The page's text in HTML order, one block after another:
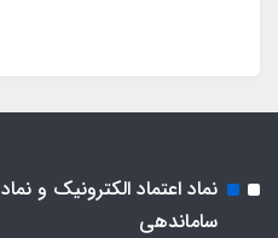
نماد اعتماد الکترونیک و نماد
ساماندهی